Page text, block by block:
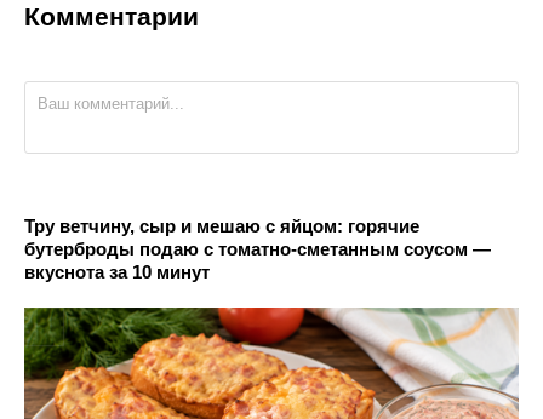
Комментарии
Тру ветчину, сыр и мешаю с яйцом: горячие
бутерброды подаю с томатно-сметанным соусом —
вкуснота за 10 минут